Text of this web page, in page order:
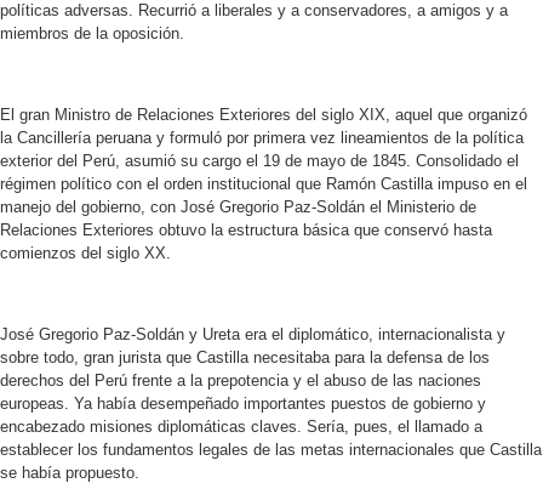
políticas adversas. Recurrió a liberales y a conservadores, a amigos y a
miembros de la oposición.
El gran Ministro de Relaciones Exteriores del siglo XIX, aquel que organizó
la Cancillería peruana y formuló por primera vez lineamientos de la política
exterior del Perú, asumió su cargo el 19 de mayo de 1845. Consolidado el
régimen político con el orden institucional que Ramón Castilla impuso en el
manejo del gobierno, con José Gregorio Paz-Soldán el Ministerio de
Relaciones Exteriores obtuvo la estructura básica que conservó hasta
comienzos del siglo XX.
José Gregorio Paz-Soldán y Ureta era el diplomático, internacionalista y
sobre todo, gran jurista que Castilla necesitaba para la defensa de los
derechos del Perú frente a la prepotencia y el abuso de las naciones
europeas. Ya había desempeñado importantes puestos de gobierno y
encabezado misiones diplomáticas claves. Sería, pues, el llamado a
establecer los fundamentos legales de las metas internacionales que Castilla
se había propuesto.